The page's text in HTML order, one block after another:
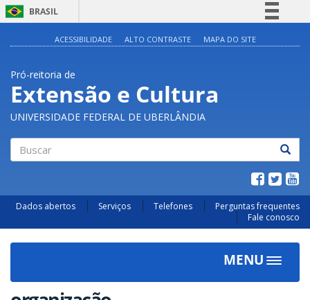
BRASIL
Acesso à informação
Legislação
Canais
ACESSIBILIDADE ALTO CONTRASTE MAPA DO SITE
Pró-reitoria de
Extensão e Cultura
UNIVERSIDADE FEDERAL DE UBERLÂNDIA
Dados abertos Serviços Telefones
Perguntas frequentes
Fale conosco
MENU
Toggle